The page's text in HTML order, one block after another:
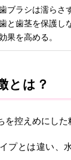
ブラシは濡らさ
と歯茎を保護し
果を高める。
とは？
を控えめにした
プとは違い、